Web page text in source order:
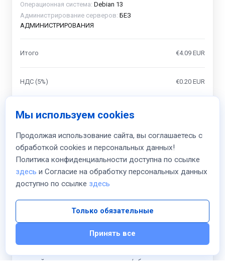
Операционная система: Debian 13
Администрирование серверов: БЕЗ
АДМИНИСТРИРОВАНИЯ
Итого €4.09 EUR
НДС (5%) €0.20 EUR
Итого
К оплате сегодня
€4.29 EUR
Соглашаюсь
на обработку персональных
Я ознакомлен(а) с условиями предоставления
действуют правила возврата/обмена для
Мы используем cookies
Продолжая использование сайта, вы соглашаетесь с
обработкой cookies и персональных данных!
Политика конфиденциальности доступна по ссылке
здесь и Согласие на обработку персональных данных
доступно по ссылке здесь
Только обязательные
Принять все